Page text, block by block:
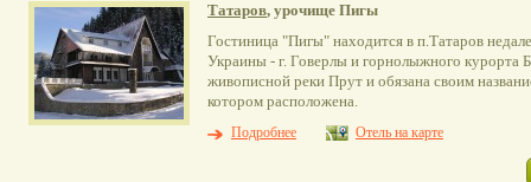
Татаров, урочище Пигы
Гостиница "Пигы" находится в п.Татаров
Украины - г. Говерлы и горнолыжного курорта
живописной реки Прут и обязана своим
котором расположена.
Подробнее
Отель на карте